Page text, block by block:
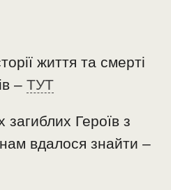
життя та смерті
–ТУТ
загиблих Героїв з
вдалося знайти –